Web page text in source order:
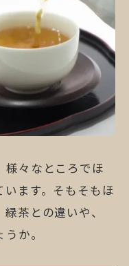
様々なところでほ
ます。そもそもほ
茶との違いや、
か。